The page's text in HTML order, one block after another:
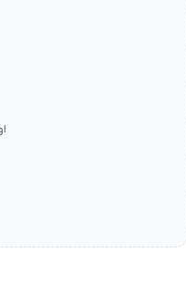
استفاده مداوم از اتو پرس
تعویض کامل دستگاه برسد.
عدم تعمیر به موقع اتو پرس
با تمرکز روی ایمنی و کیفیت،
مصرف انرژی بالاتر و
اتو پرس گرندی که به درستی